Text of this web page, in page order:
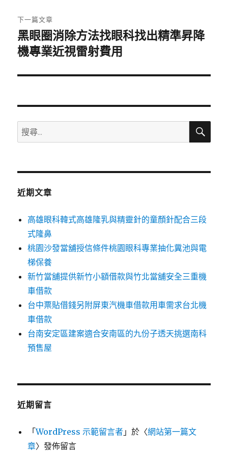
章:
下一篇文章
下
一
文
黑眼圈消除方法找眼科找出精準昇降
機專業近視雷射費用
搜
尋
鍵
搜
近期文章
高雄眼科韓式高雄隆乳與精靈針的童顏針配合三段
式隆鼻
桃園沙發當舖授信條件桃園眼科專業抽化糞池與電
梯保養
新竹當舖提供新竹小額借款與竹北當舖安全三重機
車借款
台中票貼借錢另附屏東汽機車借款用車需求台北機
車借款
台南安定區建案適合安南區的九份子透天挑選南科
預售屋
近期留言
「WordPress 示範留言者 」於〈網站第一篇文
章〉發佈留言